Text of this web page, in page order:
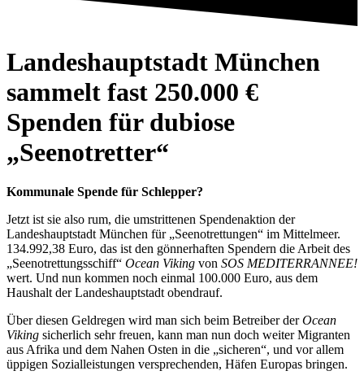
Landeshauptstadt München
sammelt fast 250.000 €
Spenden für dubiose
„Seenotretter“
Kommunale Spende für Schlepper?
Jetzt ist sie also rum, die umstrittenen Spendenaktion der
Landeshauptstadt München für „Seenotrettungen“ im Mittelmeer.
134.992,38 Euro, das ist den gönnerhaften Spendern die Arbeit des
„Seenotrettungsschiff“ Ocean Viking von SOS MEDITERRANNEE!
wert. Und nun kommen noch einmal 100.000 Euro, aus dem
Haushalt der Landeshauptstadt obendrauf.
Über diesen Geldregen wird man sich beim Betreiber derOcean
Viking sicherlich sehr freuen, kann man nun doch weiter Migranten
aus Afrika und dem Nahen Osten in die „sicheren“, und vor allem
üppigen Sozialleistungen versprechenden, Häfen Europas bringen.